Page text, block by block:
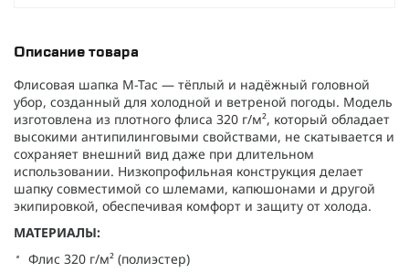
Описание товара
Флисовая шапка M-Tac — тёплый и надёжный головной
убор, созданный для холодной и ветреной погоды. Модель
изготовлена из плотного флиса 320 г/м², который обладает
высокими антипилинговыми свойствами, не скатывается и
сохраняет внешний вид даже при длительном
использовании. Низкопрофильная конструкция делает
шапку совместимой со шлемами, капюшонами и другой
экипировкой, обеспечивая комфорт и защиту от холода.
МАТЕРИАЛЫ:
Флис 320 г/м² (полиэстер)